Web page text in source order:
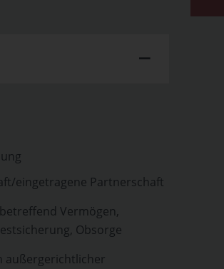
eingetragene Partnerschaft
Vermögen,
Obsorge
außergerichtlicher